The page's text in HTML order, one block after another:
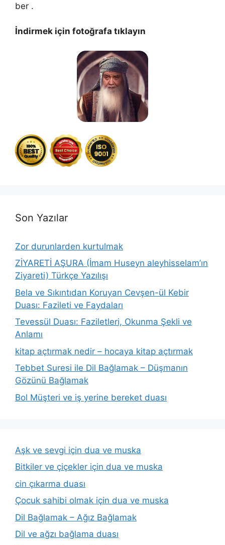
ber .
İndirmek için fotoğrafa tıklayın
Son Yazılar
Zor durunlarden kurtulmak
ZİYARETİ AŞURA (İmam Huseyn aleyhisselam’ın
Ziyareti) Türkçe Yazılışı
Bela ve Sıkıntıdan Koruyan Cevşen-ül Kebir
Duası: Fazileti ve Faydaları
Tevessül Duası: Faziletleri, Okunma Şekli ve
Anlamı
kitap açtırmak nedir – hocaya kitap açtırmak
Tebbet Suresi ile Dil Bağlamak – Düşmanın
Gözünü Bağlamak
Bol Müşteri ve iş yerine bereket duası
Aşk ve sevgi için dua ve muska
Bitkiler ve çiçekler için dua ve muska
cin çıkarma duası
Çocuk sahibi olmak için dua ve muska
Dil Bağlamak – Ağız Bağlamak
Dil ve ağzı bağlama duası